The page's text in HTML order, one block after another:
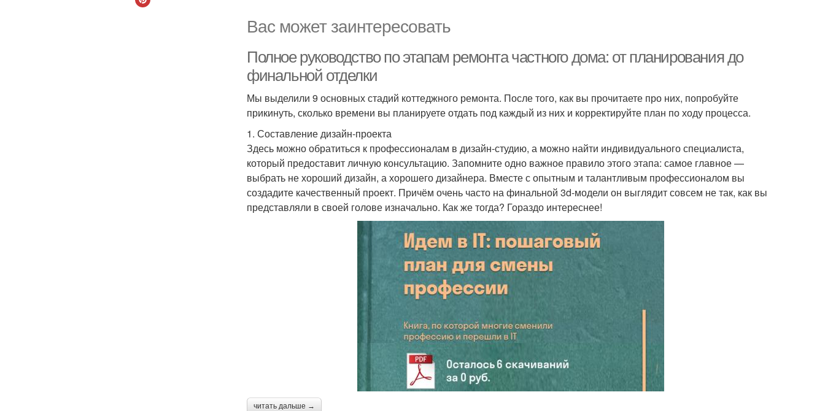
Вас может заинтересовать
Полное руководство по этапам ремонта частного дома: от планирования до
финальной отделки
Мы выделили 9 основных стадий коттеджного ремонта. После того, как вы прочитаете про них, попробуйте
прикинуть, сколько времени вы планируете отдать под каждый из них и корректируйте план по ходу процесса.
1. Составление дизайн-проекта
Здесь можно обратиться к профессионалам в дизайн-студию, а можно найти индивидуального специалиста,
который предоставит личную консультацию. Запомните одно важное правило этого этапа: самое главное —
выбрать не хороший дизайн, а хорошего дизайнера. Вместе с опытным и талантливым профессионалом вы
создадите качественный проект. Причём очень часто на финальной 3d-модели он выглядит совсем не так, как вы
представляли в своей голове изначально. Как же тогда? Гораздо интереснее!
читать дальше →